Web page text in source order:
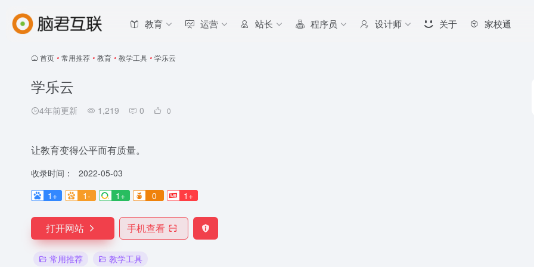
教育 运营 站长 程序员 设计师 关于 家校通
首页 • 常用推荐 • 教育 • 教学工具 • 学乐云
学乐云
4年前更新 1,219 0 0
让教育变得公平而有质量。
收录时间：
2022-05-03
1+
1- 1+ 0 1+
打开网站 手机查看
常用推荐 教学工具